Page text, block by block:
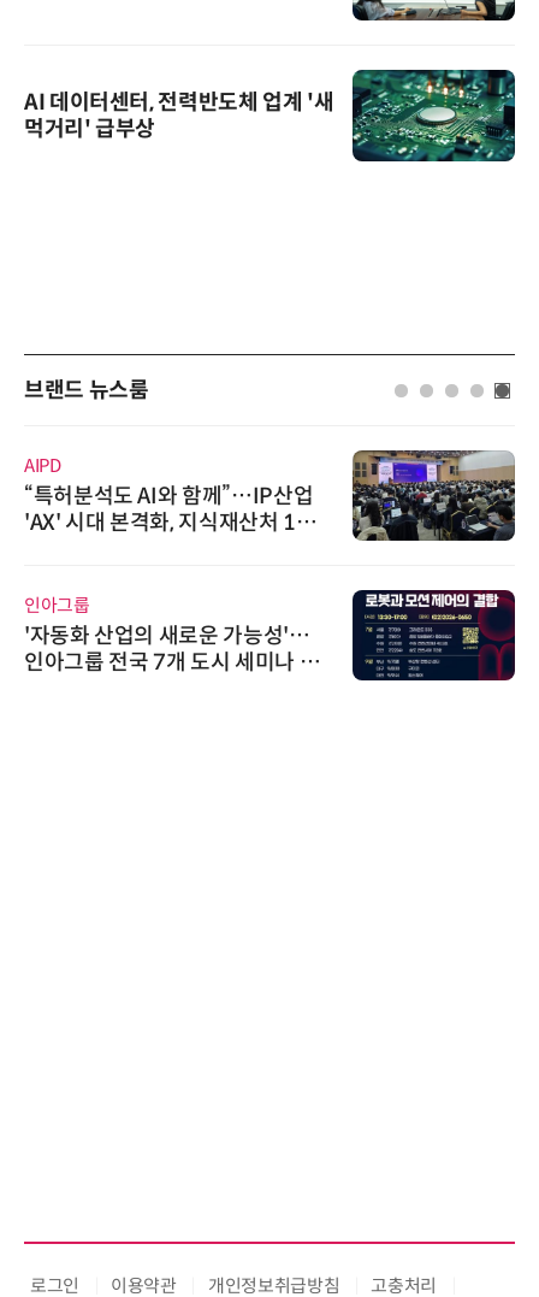
AI 데이터센터, 전력반도체 업계 '새
먹거리' 급부상
브랜드 뉴스룸
한국태양유전
태양유전, '안전·환경 보고서 202
6' 발간…2030년 SBT 수준 온실
로옴세미컨덕터코리아
로옴, 발진 출력 4배 높인 2세대 테
라헤르츠파 발진 디바이스 개발
로그인 이용약관 개인정보취급방침 고충처리